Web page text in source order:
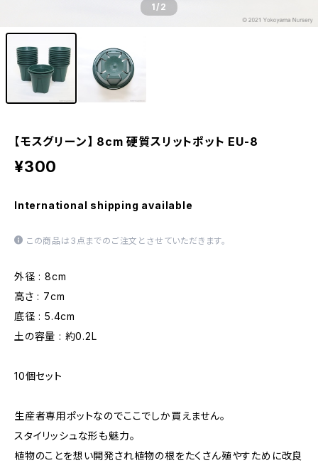
1/2
【モスグリーン】 8cm 硬質スリットポット EU-8
¥300
International shipping available
この商品は3点までのご注文とさせていただきます。
外径 : 8cm
高さ : 7cm
底径 : 5.4cm
土の容量 : 約0.2L
10個セット
生産者専用ポットなのでここでしか買えません。
スタイリッシュな形も魅力。
植物のことを想い開発され植物の根をたくさん殖やすために改良